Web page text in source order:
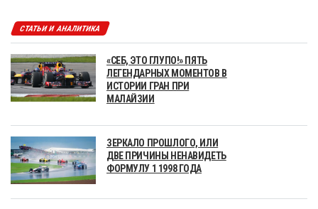
СТАТЬИ И АНАЛИТИКА
«СЕБ, ЭТО ГЛУПО!» ПЯТЬ
ЛЕГЕНДАРНЫХ МОМЕНТОВ В
ИСТОРИИ ГРАН ПРИ
МАЛАЙЗИИ
ЗЕРКАЛО ПРОШЛОГО, ИЛИ
ДВЕ ПРИЧИНЫ НЕНАВИДЕТЬ
ФОРМУЛУ 1 1998 ГОДА